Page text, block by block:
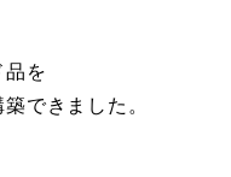
品を
できました。